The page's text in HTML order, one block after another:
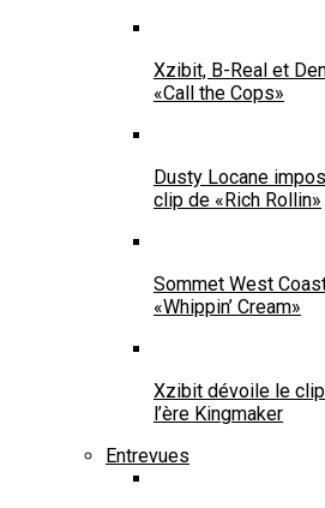
Xzibit, B-Real et
«Call the Cops»
Dusty Locane
clip de «Rich Rollin»
Sommet West
«Whippin’ Cream»
Xzibit dévoile le
l’ère Kingmaker
Entrevues